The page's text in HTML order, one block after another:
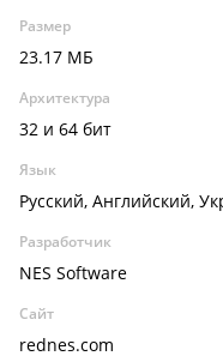
Размер
23.17 МБ
Архитектура
32 и 64 бит
Язык
Русский, Английский,
Разработчик
NES Software
Сайт
rednes.com